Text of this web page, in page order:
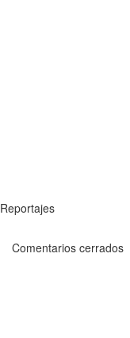
Reportajes
Comentarios cerrados